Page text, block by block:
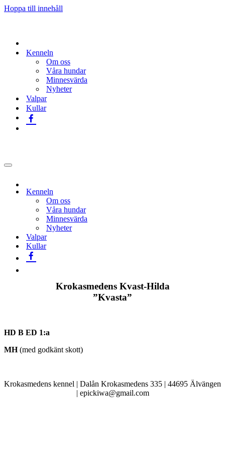
Hoppa till innehåll
Kenneln
Om oss
Våra hundar
Minnesvärda
Nyheter
Valpar
Kullar
Navigeringsmeny
Kenneln
Om oss
Våra hundar
Minnesvärda
Nyheter
Valpar
Kullar
Krokasmedens Kvast-Hilda
”Kvasta”
HD B ED 1:a
MH(med godkänt skott)
Krokasmedens kennel | Dalån Krokasmedens 335 | 44695 Älvängen
| epickiwa@gmail.com